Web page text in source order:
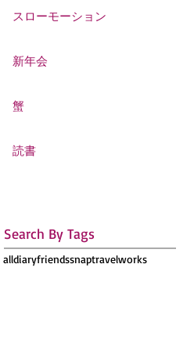
スローモーション
新年会
蟹
読書
Search By Tags
alldiaryfriendssnaptravelworks